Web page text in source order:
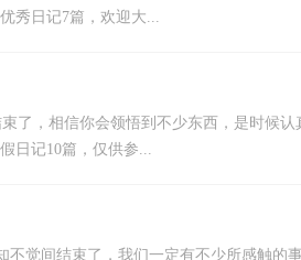
秀日记7篇，欢迎大...
，相信你会领悟到不少东西，是时候认
日记10篇，仅供参...
觉间结束了，我们一定有不少所感触的